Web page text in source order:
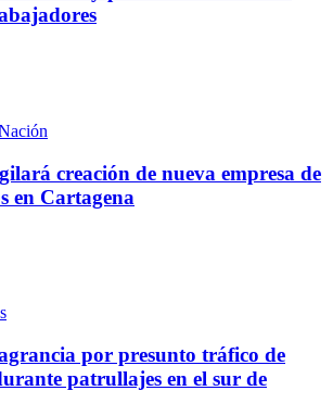
creación de nueva empresa de
en Cartagena
por presunto tráfico de
patrullajes en el sur de